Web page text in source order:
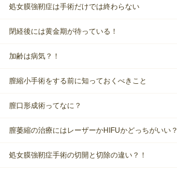
処女膜強靭症は手術だけでは終わらない
閉経後には黄金期が待っている！
加齢は病気？！
膣縮小手術をする前に知っておくべきこと
膣口形成術ってなに？
膣萎縮の治療にはレーザーかHIFUかどっちがいい？
処女膜強靭症手術の切開と切除の違い？！